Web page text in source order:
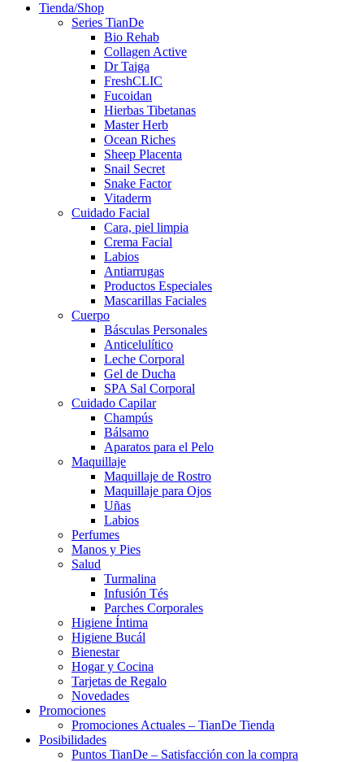
Tienda/Shop
Series TianDe
Bio Rehab
Collagen Active
Dr Taiga
FreshCLIC
Fucoidan
Hierbas Tibetanas
Master Herb
Ocean Riches
Sheep Placenta
Snail Secret
Snake Factor
Vitaderm
Cuidado Facial
Cara, piel limpia
Crema Facial
Labios
Antiarrugas
Productos Especiales
Mascarillas Faciales
Cuerpo
Básculas Personales
Anticelulítico
Leche Corporal
Gel de Ducha
SPA Sal Corporal
Cuidado Capilar
Champús
Bálsamo
Aparatos para el Pelo
Maquillaje
Maquillaje de Rostro
Maquillaje para Ojos
Uñas
Labios
Perfumes
Manos y Pies
Salud
Turmalina
Infusión Tés
Parches Corporales
Higiene Íntima
Higiene Bucál
Bienestar
Hogar y Cocina
Tarjetas de Regalo
Novedades
Promociones
Promociones Actuales – TianDe Tienda
Posibilidades
Puntos TianDe – Satisfacción con la compra